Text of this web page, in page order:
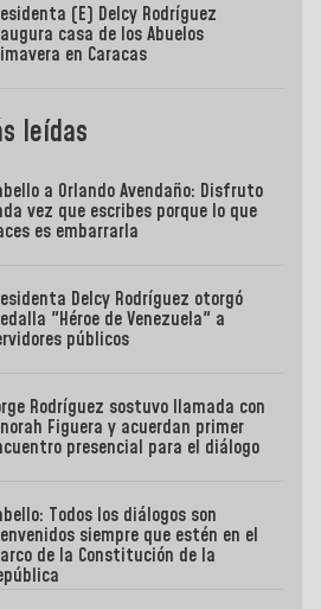
(E) Delcy Rodríguez
casa de los Abuelos
en Caracas
leídas
a Orlando Avendaño: Disfruto
vez que escribes porque lo que
es embarrarla
Delcy Rodríguez otorgó
"Héroe de Venezuela" a
públicos
Rodríguez sostuvo llamada con
Figuera y acuerdan primer
presencial para el diálogo
Todos los diálogos son
siempre que estén en el
de la Constitución de la